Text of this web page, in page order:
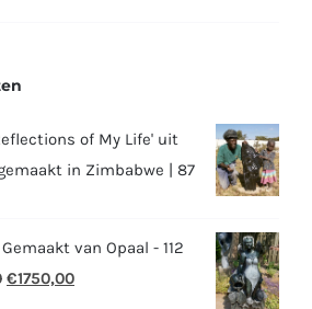
of My Life' uit
in Zimbabwe | 87
van Opaal - 112
Oorspronkelijke
€1750,00Huidige